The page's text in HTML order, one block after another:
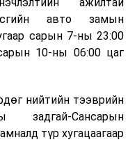
эрдсийг сэргээн
Өмнөд Солонгос
ашиглаж
шатаах үйлдвэрээс
авах технологи
төвлөрсөн лаг
дулаан, цахилгаан
авто замын
сарын 7-ны 23:00
10-ны 06:00 цаг
нийтийн тээврийн
Сансарын
түр хугацаагаар